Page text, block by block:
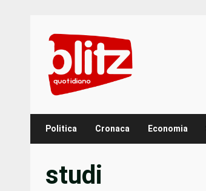
content
Politica Cronaca Economia
studi